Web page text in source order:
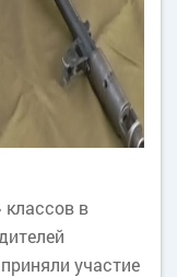
классов в
участие